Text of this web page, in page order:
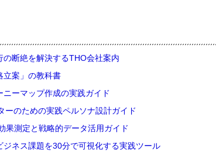
断絶を解決するTHO会社案内
立案」の教科書
ーマップ作成の実践ガイド
ーのための実践ペルソナ設計ガイド
果測定と戦略的データ活用ガイド
ネス課題を30分で可視化する実践ツール